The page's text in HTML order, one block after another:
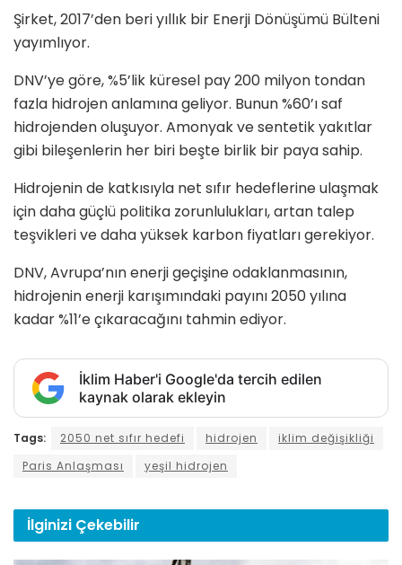
Şirket, 2017’den beri yıllık bir Enerji Dönüşümü Bülteni
yayımlıyor.
DNV’ye göre, %5’lik küresel pay 200 milyon tondan
fazla hidrojen anlamına geliyor. Bunun %60’ı saf
hidrojenden oluşuyor. Amonyak ve sentetik yakıtlar
gibi bileşenlerin her biri beşte birlik bir paya sahip.
Hidrojenin de katkısıyla net sıfır hedeflerine ulaşmak
için daha güçlü politika zorunlulukları, artan talep
teşvikleri ve daha yüksek karbon fiyatları gerekiyor.
DNV, Avrupa’nın enerji geçişine odaklanmasının,
hidrojenin enerji karışımındaki payını 2050 yılına
kadar %11’e çıkaracağını tahmin ediyor.
İklim Haber'i Google'da tercih edilen
kaynak olarak ekleyin
Tags: 2050 net sıfır hedefi hidrojen
iklim değişikliği
Paris Anlaşması
yeşil hidrojen
İlginizi Çekebilir